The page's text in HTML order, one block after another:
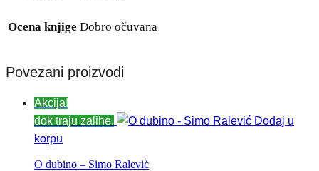
Ocena knjige Dobro očuvana
Povezani proizvodi
Akcija!
dok traju zalihe.
Dodaj u
korpu
O dubino – Simo Ralević